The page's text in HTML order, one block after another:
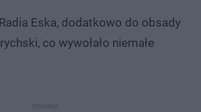
Eska, dodatkowo do obsady
co wywołało niemałe